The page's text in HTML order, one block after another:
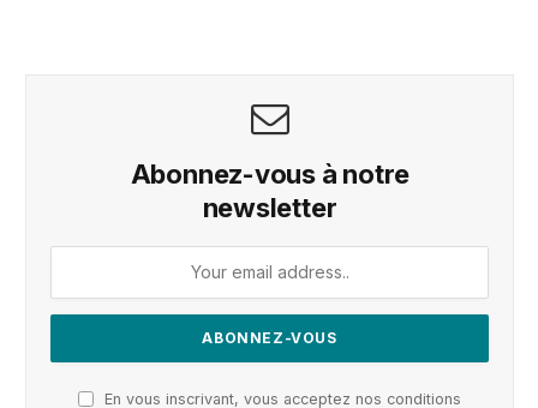
Abonnez-vous à notre
newsletter
En vous inscrivant, vous acceptez nos conditions